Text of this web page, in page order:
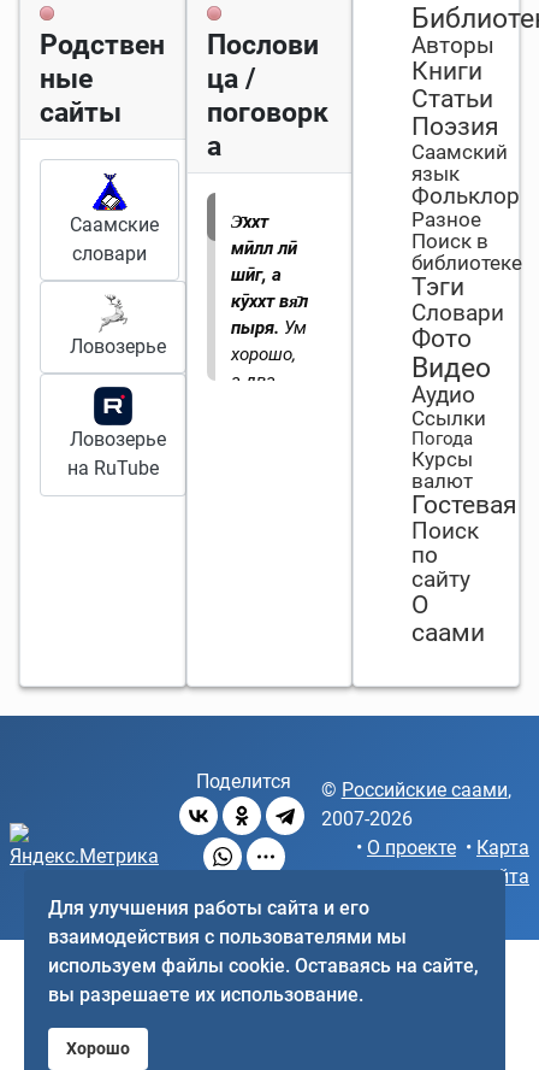
Родствен
ные
сайты
Саамские
словари
Ловозерье
Ловозерье
на RuTube
Послови
ца /
поговорк
а
Э̄ххт
мӣлл лӣ
шӣг, а
кӯххт вя̄л
пыря. Ум
хорошо,
а два
Авторы
Книги
Статьи
Поэзия
Саамский
язык
Фольклор
Разное
Поиск в
библиотеке
Тэги
Словари
Фото
Видео
Аудио
Ссылки
Погода
Курсы
валют
Гостевая
Поиск
по
сайту
О
саами
Поделится © Российские саами,
2007-2026
• О проекте • Карта
сайта
Для улучшения работы сайта и его
взаимодействия с пользователями мы
используем файлы cookie. Оставаясь на сайте,
вы разрешаете их использование.
Хорошо